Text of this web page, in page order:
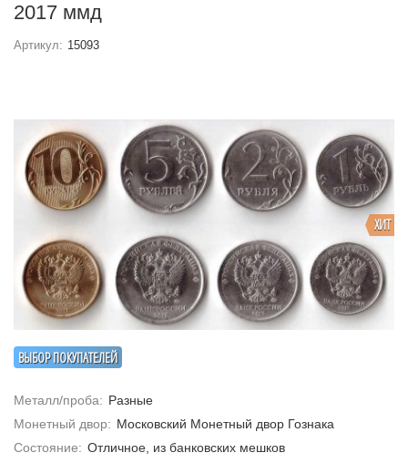
2017 ммд
Артикул: 15093
ВЫБОР ПОКУПАТЕЛЕЙ
ХИТ
Металл/проба: Разные
Монетный двор: Московский Монетный двор Гознака
Состояние: Отличное, из банковских мешков